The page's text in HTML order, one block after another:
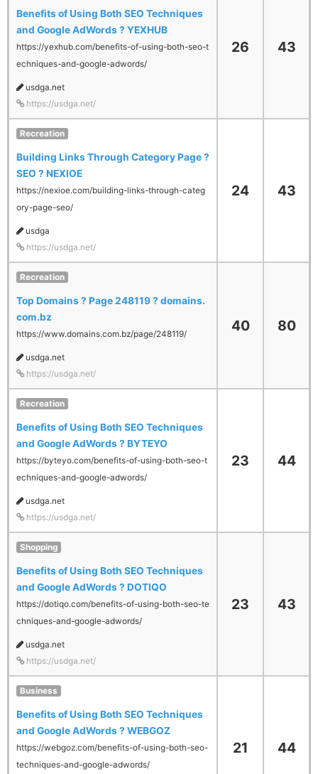
Benefits of Using Both SEO Techniques
and Google AdWords ? YEXHUB
https://yexhub.com/benefits-of-using-both-seo-t
echniques-and-google-adwords/
usdga.net
https://usdga.net/
26 43
Recreation
Building Links Through Category Page ?
SEO ? NEXIOE
https://nexioe.com/building-links-through-categ
ory-page-seo/
usdga
https://usdga.net/
24 43
Recreation
Top Domains ? Page 248119 ? domains.
com.bz
https://www.domains.com.bz/page/248119/
usdga.net
https://usdga.net/
40 80
Recreation
Benefits of Using Both SEO Techniques
and Google AdWords ? BYTEYO
https://byteyo.com/benefits-of-using-both-seo-t
echniques-and-google-adwords/
usdga.net
https://usdga.net/
23 44
Shopping
Benefits of Using Both SEO Techniques
and Google AdWords ? DOTIQO
https://dotiqo.com/benefits-of-using-both-seo-te
chniques-and-google-adwords/
usdga.net
https://usdga.net/
23 43
Business
Benefits of Using Both SEO Techniques
and Google AdWords ? WEBGOZ
https://webgoz.com/benefits-of-using-both-seo-
techniques-and-google-adwords/
21 44